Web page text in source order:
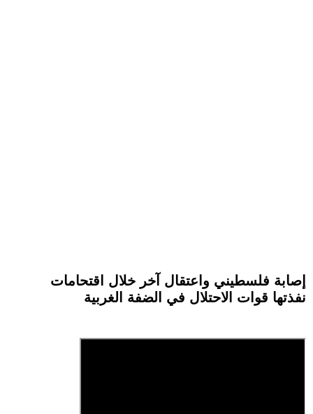
إصابة فلسطيني واعتقال آخر خلال اقتحامات
نفذتها قوات الاحتلال في الضفة الغربية